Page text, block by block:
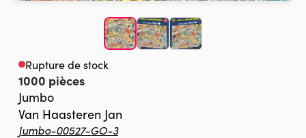
Rupture de stock
1000 pièces
Jumbo
Van Haasteren Jan
Jumbo-00527-GO-3